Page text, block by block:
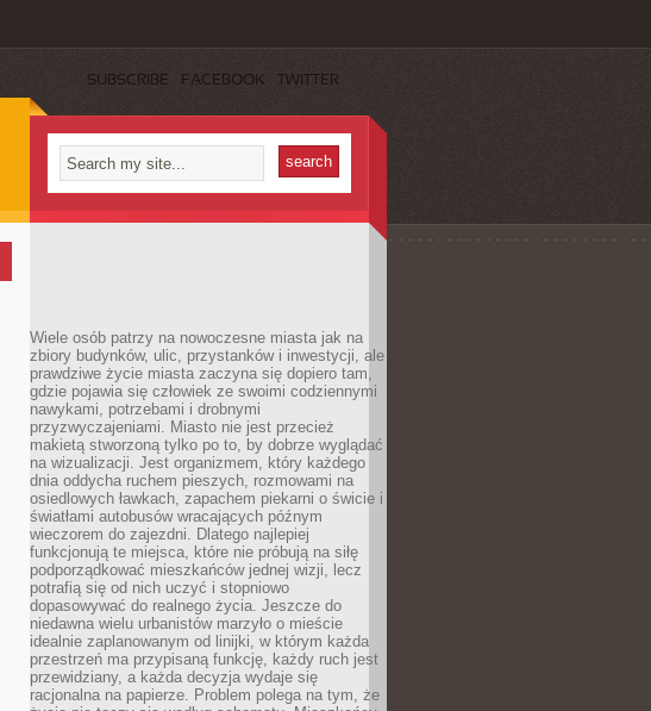
SUBSCRIBE FACEBOOK TWITTER
Wiele osób patrzy na nowoczesne miasta jak na
zbiory budynków, ulic, przystanków i inwestycji, ale
prawdziwe życie miasta zaczyna się dopiero tam,
gdzie pojawia się człowiek ze swoimi codziennymi
nawykami, potrzebami i drobnymi
przyzwyczajeniami. Miasto nie jest przecież
makietą stworzoną tylko po to, by dobrze wyglądać
na wizualizacji. Jest organizmem, który każdego
dnia oddycha ruchem pieszych, rozmowami na
osiedlowych ławkach, zapachem piekarni o świcie i
światłami autobusów wracających późnym
wieczorem do zajezdni. Dlatego najlepiej
funkcjonują te miejsca, które nie próbują na siłę
podporządkować mieszkańców jednej wizji, lecz
potrafią się od nich uczyć i stopniowo
dopasowywać do realnego życia. Jeszcze do
niedawna wielu urbanistów marzyło o mieście
idealnie zaplanowanym od linijki, w którym każda
przestrzeń ma przypisaną funkcję, każdy ruch jest
przewidziany, a każda decyzja wydaje się
racjonalna na papierze. Problem polega na tym, że